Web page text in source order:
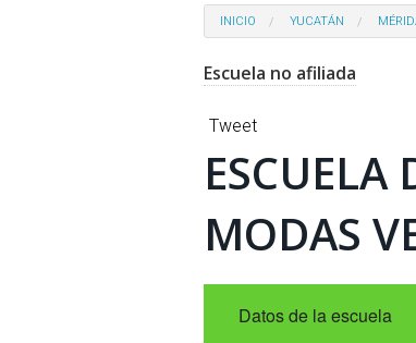
INICIO YUCATÁN
Escuela no afiliada
Tweet
ESCUELA
MODAS
Datos de la escuela